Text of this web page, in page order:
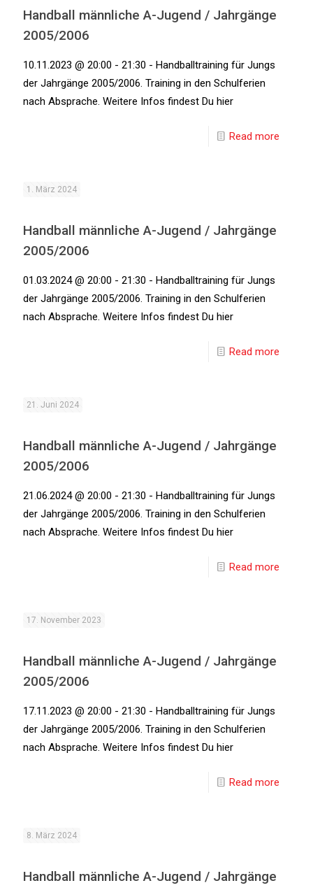
Handball männliche A-Jugend / Jahrgänge
2005/2006
10.11.2023 @ 20:00 - 21:30 - Handballtraining für Jungs
der Jahrgänge 2005/2006. Training in den Schulferien
nach Absprache. Weitere Infos findest Du hier
Read more
1. März 2024
Handball männliche A-Jugend / Jahrgänge
2005/2006
01.03.2024 @ 20:00 - 21:30 - Handballtraining für Jungs
der Jahrgänge 2005/2006. Training in den Schulferien
nach Absprache. Weitere Infos findest Du hier
Read more
21. Juni 2024
Handball männliche A-Jugend / Jahrgänge
2005/2006
21.06.2024 @ 20:00 - 21:30 - Handballtraining für Jungs
der Jahrgänge 2005/2006. Training in den Schulferien
nach Absprache. Weitere Infos findest Du hier
Read more
17. November 2023
Handball männliche A-Jugend / Jahrgänge
2005/2006
17.11.2023 @ 20:00 - 21:30 - Handballtraining für Jungs
der Jahrgänge 2005/2006. Training in den Schulferien
nach Absprache. Weitere Infos findest Du hier
Read more
8. März 2024
Handball männliche A-Jugend / Jahrgänge